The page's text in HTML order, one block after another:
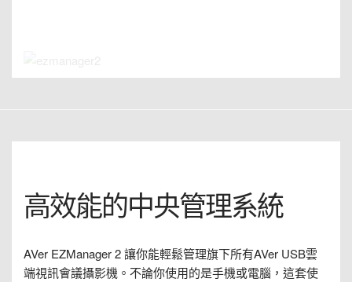
高效能的中央管理系統
AVer EZManager 2 讓你能輕鬆管理旗下所有AVer USB雲
端視訊會議攝影機。不論你使用的是手機或電腦，這套使